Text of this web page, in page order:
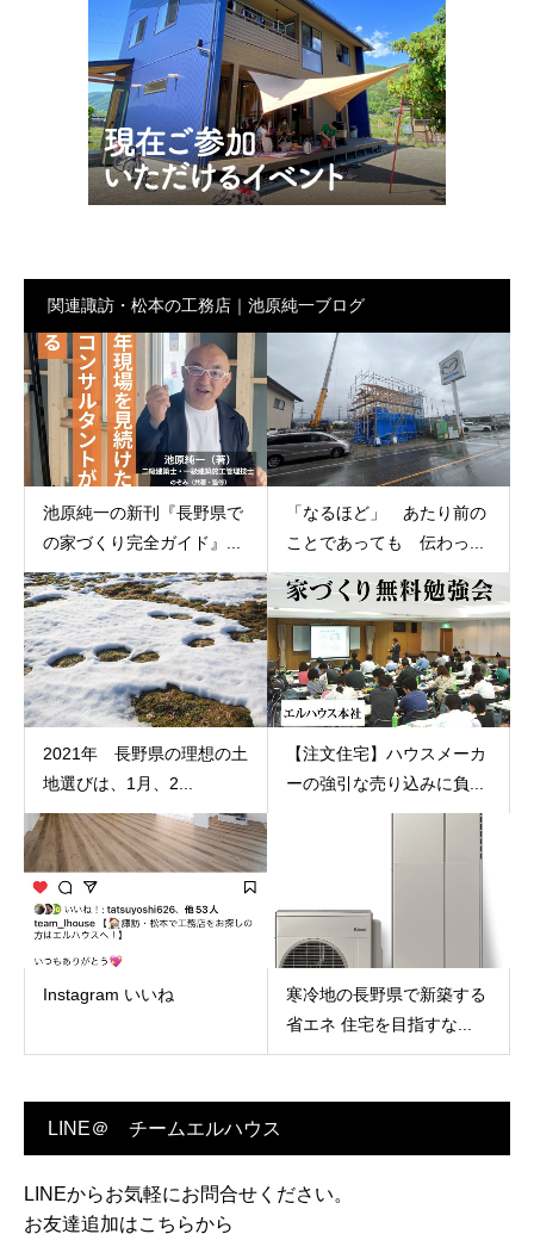
関連諏訪・松本の工務店｜池原純一ブログ
池原純一の新刊『長野県で
の家づくり完全ガイド』...
「なるほど」 あたり前の
ことであっても 伝わっ...
2021年 長野県の理想の土
地選びは、1月、2...
【注文住宅】ハウスメーカ
ーの強引な売り込みに負...
Instagram いいね
寒冷地の長野県で新築する
省エネ 住宅を目指すな...
LINE＠ チームエルハウス
LINEからお気軽にお問合せください。
お友達追加はこちらから